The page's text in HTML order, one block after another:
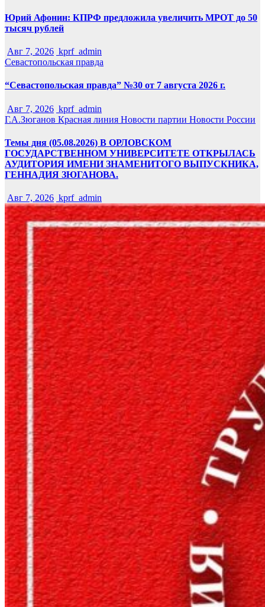
Юрий Афонин: КПРФ предложила увеличить МРОТ до 50
тысяч рублей
Авг 7, 2026 kprf_admin
Севастопольская правда
“Севастопольская правда” №30 от 7 августа 2026 г.
Авг 7, 2026 kprf_admin
Г.А.Зюганов Красная линия Новости партии Новости России
Темы дня (05.08.2026) В ОРЛОВСКОМ
ГОСУДАРСТВЕННОМ УНИВЕРСИТЕТЕ ОТКРЫЛАСЬ
АУДИТОРИЯ ИМЕНИ ЗНАМЕНИТОГО ВЫПУСКНИКА,
ГЕННАДИЯ ЗЮГАНОВА.
Авг 7, 2026 kprf_admin